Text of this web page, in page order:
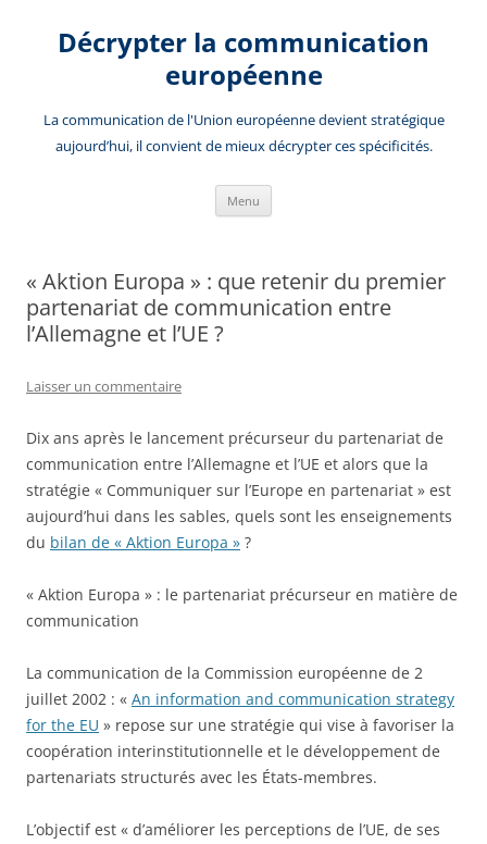
contenuDécrypter la communication
européenne
La communication de l'Union européenne devient stratégique
aujourd’hui, il convient de mieux décrypter ces spécificités.
Menu
« Aktion Europa » : que retenir du premier
partenariat de communication entre
l’Allemagne et l’UE ?
Laisser un commentaire
Dix ans après le lancement précurseur du partenariat de
communication entre l’Allemagne et l’UE et alors que la
stratégie « Communiquer sur l’Europe en partenariat » est
aujourd’hui dans les sables, quels sont les enseignements
du bilan de « Aktion Europa » ?
« Aktion Europa » : le partenariat précurseur en matière de
communication
La communication de la Commission européenne de 2
juillet 2002 : « An information and communication strategy
for the EU » repose sur une stratégie qui vise à favoriser la
coopération interinstitutionnelle et le développement de
partenariats structurés avec les États-membres.
L’objectif est « d’améliorer les perceptions de l’UE, de ses